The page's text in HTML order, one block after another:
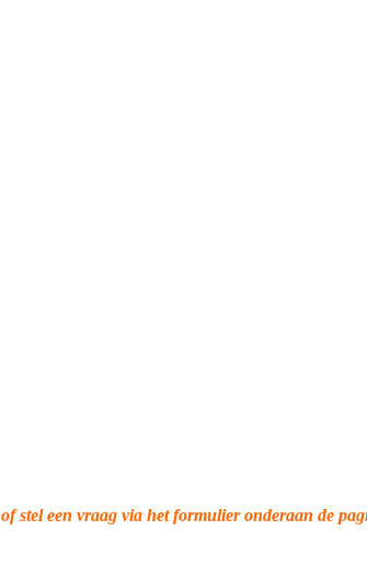
of stel een vraag via het formulier onderaan de